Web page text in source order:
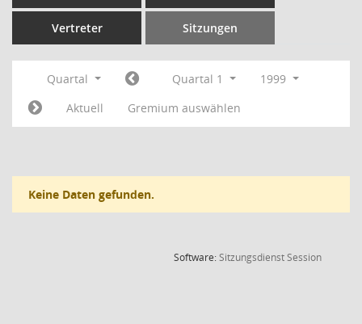
Vertreter Sitzungen
Quartal Quartal 1
1999
Aktuell
Gremium auswählen
Keine Daten gefunden.
Software:SitzungsdienstSession(Wird in